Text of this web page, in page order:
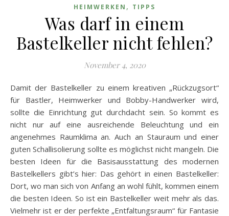
HEIMWERKEN , TIPPS
Was darf in einem
Bastelkeller nicht fehlen?
November 4, 2020
Damit der Bastelkeller zu einem kreativen „Rückzugsort“
für Bastler, Heimwerker und Bobby-Handwerker wird,
sollte die Einrichtung gut durchdacht sein. So kommt es
nicht nur auf eine ausreichende Beleuchtung und ein
angenehmes Raumklima an. Auch an Stauraum und einer
guten Schallisolierung sollte es möglichst nicht mangeln. Die
besten Ideen für die Basisausstattung des modernen
Bastelkellers gibt’s hier: Das gehört in einen Bastelkeller:
Dort, wo man sich von Anfang an wohl fühlt, kommen einem
die besten Ideen. So ist ein Bastelkeller weit mehr als das.
Vielmehr ist er der perfekte „Entfaltungsraum“ für Fantasie